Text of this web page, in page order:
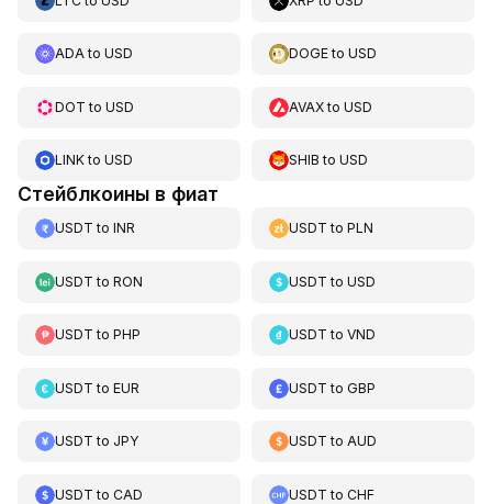
ADAto USD DOGEtoUSD
DOT to USD AVAXtoUSD
LINKto USD SHIB toUSD
Стейблкоины в фиат
USDT to INR USDT toPLN
USDT to RON USDT toUSD
USDT to PHP USDT toVND
USDT to EUR USDT toGBP
USDT to JPY USDT toAUD
USDT to CAD USDT toCHF